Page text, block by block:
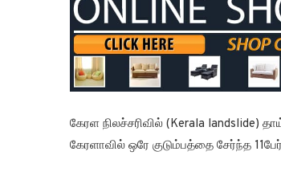
கேரள நிலச்சரிவில் (Kerala
கேரளாவில் ஒரே குடும்பத்தை சேர்ந்த